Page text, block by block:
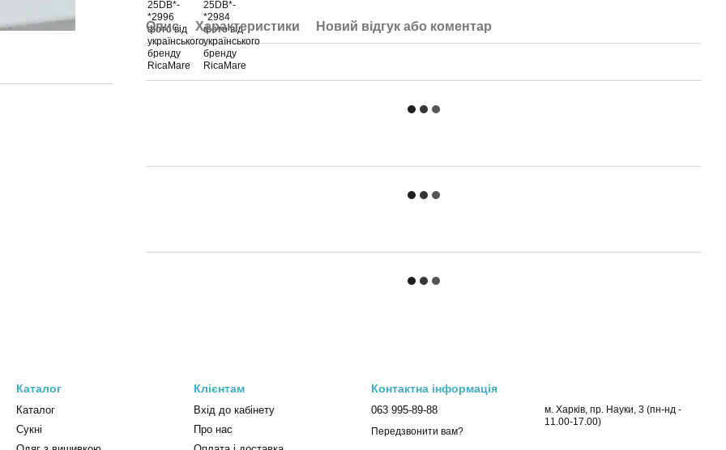
Опис Характеристики Новий відгук або коментар
Каталог
Каталог
Сукні
Клієнтам
Вхід до кабінету
Про нас
Контактна інформація
063 995-89-88
Передзвонити вам?
м. Харків, пр. Науки, 3 (пн-нд -
11.00-17.00)